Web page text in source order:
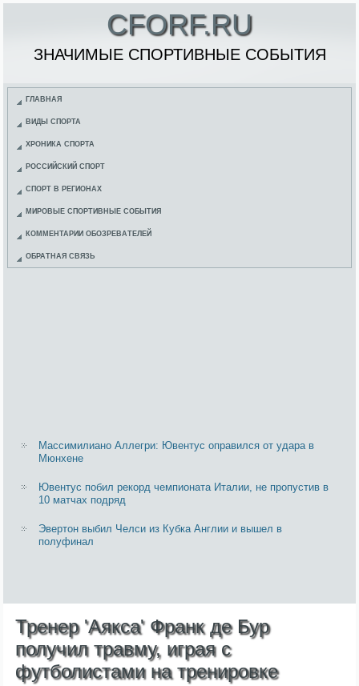
CFORF.RU
ЗНАЧИМЫЕ СПОРТИВНЫЕ СОБЫТИЯ
ГЛАВНАЯ
ВИДЫ СПОРТА
ХРОНИКА СПОРТА
РОССИЙСКИЙ СПОРТ
СПОРТ В РЕГИОНАХ
МИРОВЫЕ СПОРТИВНЫЕ СОБЫТИЯ
КОММЕНТАРИИ ОБОЗРЕВАТЕЛЕЙ
ОБРАТНАЯ СВЯЗЬ
Массимилиано Аллегри: Ювентус оправился от удара в
Мюнхене
Ювентус побил рекорд чемпионата Италии, не пропустив в
10 матчах подряд
Эвертон выбил Челси из Кубка Англии и вышел в
полуфинал
Тренер 'Аякса' Франк де Бур
получил травму, играя с
футболистами на тренировке